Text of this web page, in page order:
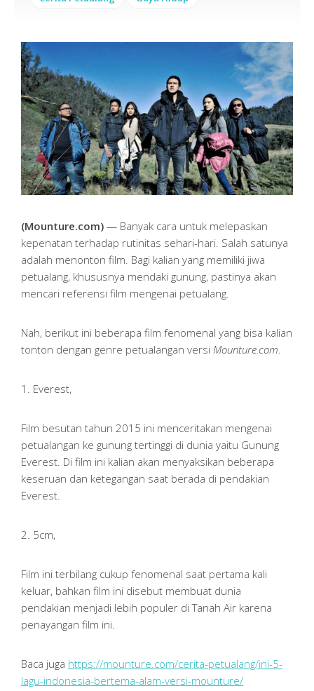
(Mounture.com) — Banyak cara untuk melepaskan
kepenatan terhadap rutinitas sehari-hari. Salah satunya
adalah menonton film. Bagi kalian yang memiliki jiwa
petualang, khususnya mendaki gunung, pastinya akan
mencari referensi film mengenai petualang.
Nah, berikut ini beberapa film fenomenal yang bisa kalian
tonton dengan genre petualangan versi Mounture.com.
1. Everest,
Film besutan tahun 2015 ini menceritakan mengenai
petualangan ke gunung tertinggi di dunia yaitu Gunung
Everest. Di film ini kalian akan menyaksikan beberapa
keseruan dan ketegangan saat berada di pendakian
Everest.
2. 5cm,
Film ini terbilang cukup fenomenal saat pertama kali
keluar, bahkan film ini disebut membuat dunia
pendakian menjadi lebih populer di Tanah Air karena
penayangan film ini.
Baca juga https://mounture.com/cerita-petualang/ini-5-
lagu-indonesia-bertema-alam-versi-mounture/